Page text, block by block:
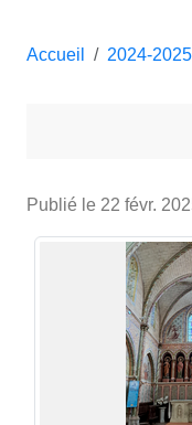
Accueil 2024-2025
Publié le 22 févr.